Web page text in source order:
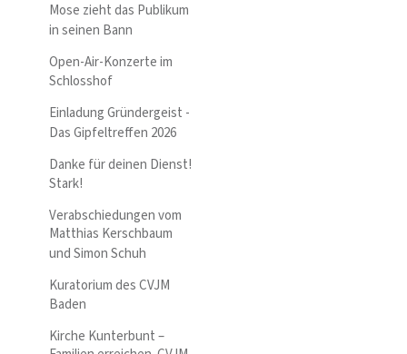
Mose zieht das Publikum
in seinen Bann
Open-Air-Konzerte im
Schlosshof
Einladung Gründergeist -
Das Gipfeltreffen 2026
Danke für deinen Dienst!
Stark!
Verabschiedungen vom
Matthias Kerschbaum
und Simon Schuh
Kuratorium des CVJM
Baden
Kirche Kunterbunt –